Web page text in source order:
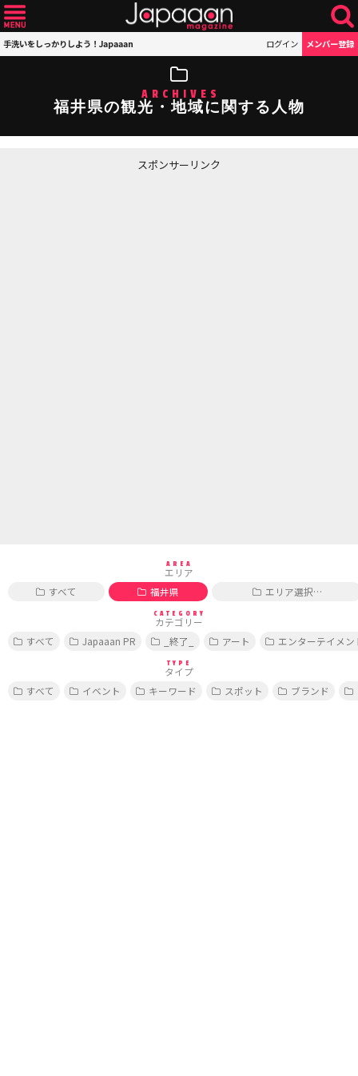
手洗いをしっかりしよう！Japaaan ログイン メンバー登録
ARCHIVES
福井県の観光・地域に関する人物
スポンサーリンク
AREA
エリア
すべて
福井県 エリア選択…
CATEGORY
カテゴリー
すべて
Japaaan PR _終了_ アート エンターテイメン
TYPE
タイプ
すべて
イベント キーワード スポット ブランド